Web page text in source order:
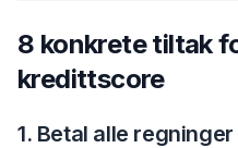
8 konkrete tiltak
kredittscore
1. Betal alle